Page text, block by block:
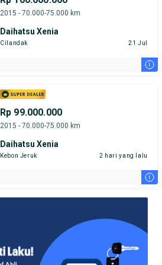
2015 - 70.000-75.000 km
Daihatsu Xenia
Cilandak 21 Jul
i
Rp 99.000.000
2015 - 70.000-75.000 km
Daihatsu Xenia
Kebon Jeruk 2 hari yang lalu
i